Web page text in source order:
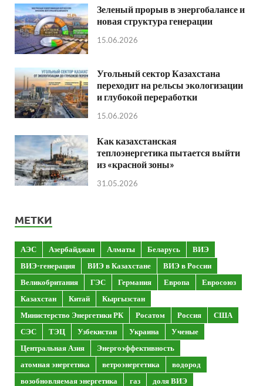
Зеленый прорыв в энергобалансе и
новая структура генерации
15.06.2026
Угольный сектор Казахстана
переходит на рельсы экологизации
и глубокой переработки
15.06.2026
Как казахстанская
теплоэнергетика пытается выйти
из «красной зоны»
31.05.2026
МЕТКИ
АЭС Азербайджан Алматы Беларусь
ВИЭ
ВИЭ-генерация
ВИЭ в Казахстане
ВИЭ в России
Великобритания
ГЭС Германия Европа
Евросоюз
Казахстан
Китай
Кыргызстан
Министерство Энергетики РК
Росатом Россия
США
СЭС
ТЭЦ Узбекистан Украина
Ученые
Центральная Азия
Энергоэффективность
атомная энергетика
ветроэнергетика
водород
возобновляемая энергетика
газ
доля ВИЭ